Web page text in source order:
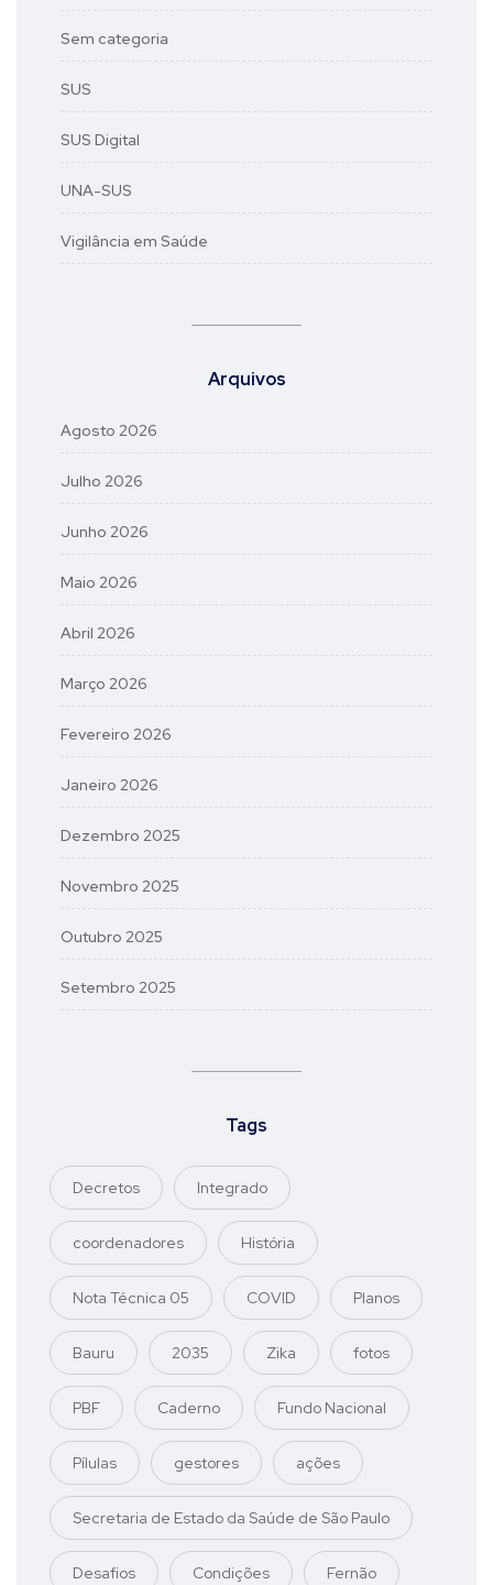
Sem categoria
SUS
SUS Digital
UNA-SUS
Vigilância em Saúde
Arquivos
Agosto 2026
Julho 2026
Junho 2026
Maio 2026
Abril 2026
Março 2026
Fevereiro 2026
Janeiro 2026
Dezembro 2025
Novembro 2025
Outubro 2025
Setembro 2025
Tags
Decretos Integrado
coordenadores História
Nota Técnica 05 COVID Planos
Bauru 2035 Zika fotos
PBF Caderno Fundo Nacional
Pílulas gestores ações
Secretaria de Estado da Saúde de São Paulo
Desafios Condições Fernão